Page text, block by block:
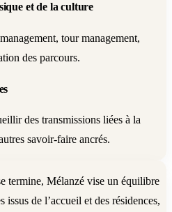
et de la culture
tour management,
des parcours.
des transmissions liées à la
savoir-faire ancrés.
termine, Mélanzé vise un équilibre
de l’accueil et des résidences,